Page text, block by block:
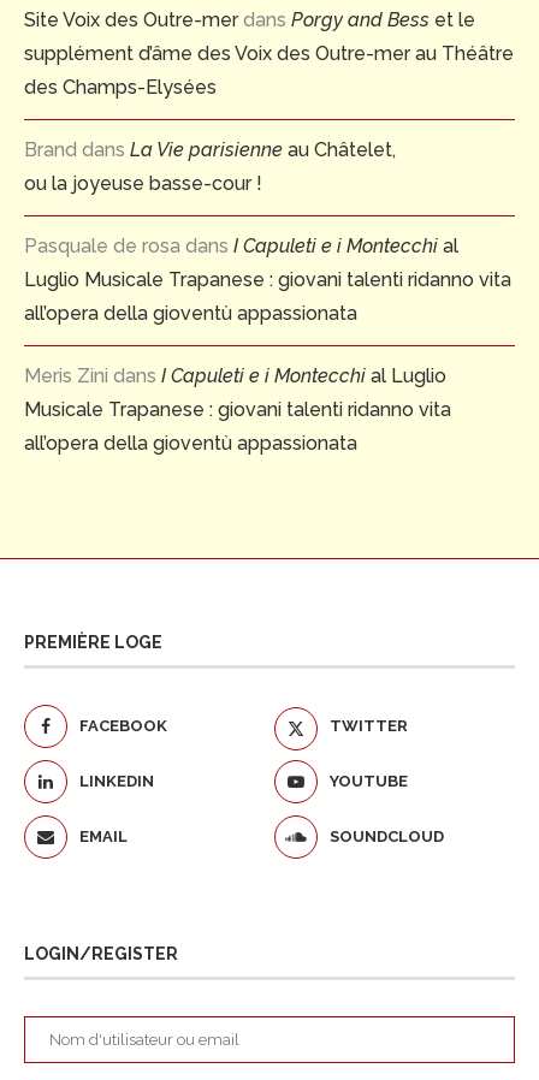
Site Voix des Outre-merdans Porgy and Bess et le
supplément d’âme des Voix des Outre-mer au Théâtre
des Champs-Elysées
Brand dans La Vie parisienne au Châtelet,
ou la joyeuse basse-cour !
Pasquale de rosa dans I Capuleti e i Montecchi al
Luglio Musicale Trapanese : giovani talenti ridanno vita
all’opera della gioventù appassionata
Meris Zini dans I Capuleti e i Montecchi al Luglio
Musicale Trapanese : giovani talenti ridanno vita
all’opera della gioventù appassionata
PREMIÈRE LOGE
FACEBOOK TWITTER
LINKEDIN YOUTUBE
EMAIL SOUNDCLOUD
LOGIN/REGISTER